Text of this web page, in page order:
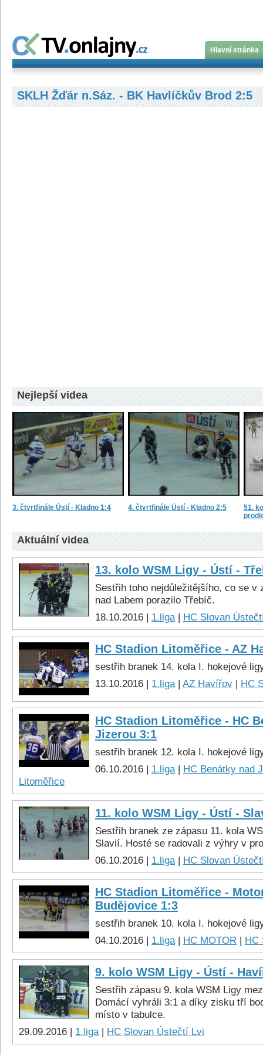
Hlavní stránka
SKLH Žďár n.Sáz. - BK Havlíčkův Brod 2:5
Nejlepší videa
3. čtvrtfinále Ústí - Kladno 1:4 4. čtvrtfinále Ústí - Kladno 2:5
51.
Aktuální videa
13. kolo WSM Ligy - Ústí -
Sestřih toho nejdůležitějšího, co se v
nad Labem porazilo Třebíč.
18.10.2016 | 1.liga| HC Slovan
HC Stadion Litoměřice - AZ
sestřih branek 14. kola I. hokejové
13.10.2016 | 1.liga| AZ Havířov | HC
HC Stadion Litoměřice - HC
Jizerou 3:1
sestřih branek 12. kola I. hokejové
06.10.2016 | 1.liga| HC Benátky nad
Litoměřice
11. kolo WSM Ligy - Ústí -
Sestřih branek ze zápasu 11. kola
Slavií. Hosté se radovali z výhry v
06.10.2016 | 1.liga| HC Slovan
HC Stadion Litoměřice -
Budějovice 1:3
sestřih branek 10. kola I. hokejové
04.10.2016 | 1.liga| HC MOTOR | HC
9. kolo WSM Ligy - Ústí -
Sestřih zápasu 9. kola WSM Ligy
Domácí vyhráli 3:1 a díky zisku tří
místo v tabulce.
29.09.2016 | 1.liga| HC Slovan Ústečtí Lvi